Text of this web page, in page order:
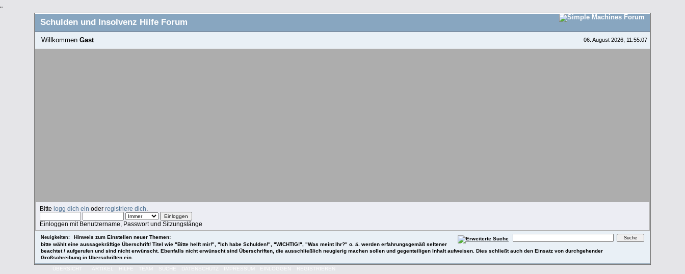
"
Schulden und Insolvenz Hilfe Forum
06. August 2026, 11:55:07
Willkommen Gast
Bittelogg dich ein oderregistriere dich
Einloggen mit Benutzername, Passwort und Sitzungslänge
Neuigkeiten:
Hinweis zum Einstellen neuer Themen:
bitte wählt eine aussagekräftige Überschrift! Titel wie "Bitte helft mir!", "Ich habe Schulden!", "WICHTIG!", "Was meint Ihr?" o. ä. werden erfahrungsgemäß seltener
beachtet / aufgerufen und sind nicht erwünscht. Ebenfalls nicht erwünscht sind Überschriften, die ausschließlich neugierig machen sollen und gegenteiligen Inhalt aufweisen. Dies schließt auch den Einsatz von durchgehender
Großschreibung in Überschriften ein.
ÜBERSICHT ARTIKEL HILFE TEAM SUCHE DATENSCHUTZ IMPRESSUM EINLOGGEN REGISTRIEREN